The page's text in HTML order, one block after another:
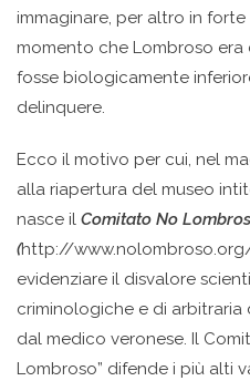
immaginare, per altro in
momento che Lombroso era
fosse biologicamente
delinquere.
Ecco il motivo per cui, nel
alla riapertura del museo
nasce il Comitato No
(http://
evidenziare il disvalore
criminologiche e di
dal medico veronese. Il
Lombroso” difende i più alti